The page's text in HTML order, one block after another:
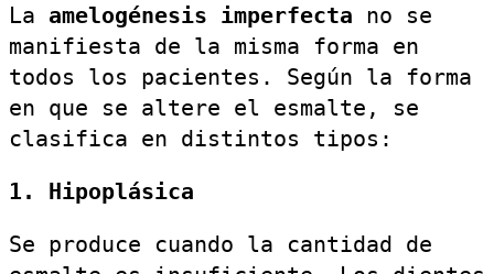
La amelogénesis imperfecta no se
manifiesta de la misma forma en
todos los pacientes. Según la forma
en que se altere el esmalte, se
clasifica en distintos tipos:
1. Hipoplásica
Se produce cuando la cantidad de